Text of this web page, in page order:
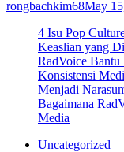
rongbachkim68May
4 Isu Pop
Keaslian yang
RadVoice Bantu
Konsistensi
Menjadi
Bagaimana
Media
Uncategorized